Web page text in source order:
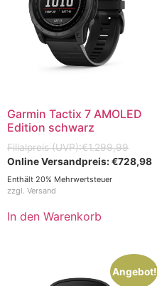
Garmin Tactix 7 AMOLED
Edition schwarz
€1.299,99
€728,98
Enthält 20% Mehrwertsteuer
zzgl. Versand
In den Warenkorb
Angebot!